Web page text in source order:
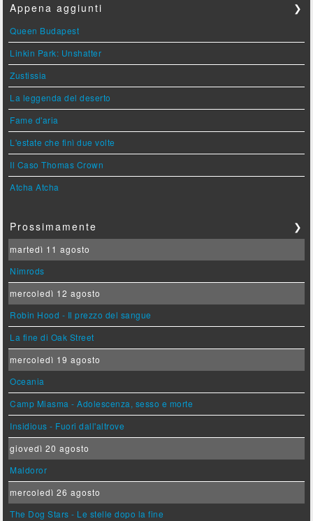
Appena aggiunti ❯
Queen Budapest
Linkin Park: Unshatter
Zustissia
La leggenda del deserto
Fame d'aria
L'estate che finì due volte
Il Caso Thomas Crown
Atcha Atcha
Prossimamente ❯
martedì 11 agosto
Nimrods
mercoledì 12 agosto
Robin Hood - Il prezzo del sangue
La fine di Oak Street
mercoledì 19 agosto
Oceania
Camp Miasma - Adolescenza, sesso e morte
Insidious - Fuori dall'altrove
giovedì 20 agosto
Maldoror
mercoledì 26 agosto
The Dog Stars - Le stelle dopo la fine